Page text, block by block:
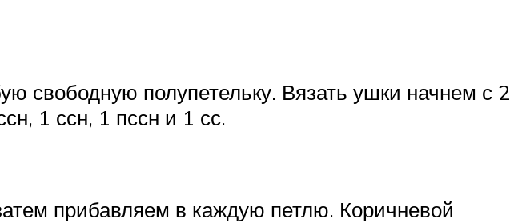
свободную полупетельку. Вязать ушки начнем с 2
1 ссн, 1 пссн и 1 сс.
прибавляем в каждую петлю. Коричневой